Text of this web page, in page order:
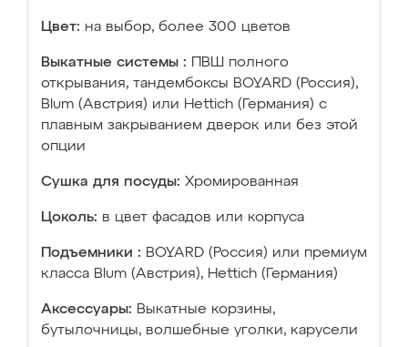
Цвет: на выбор, более 300 цветов
Выкатные системы :
ПВШ полного
открывания, тандембоксы BOYARD (Россия),
Blum (Австрия) или Hettich (Германия) с
плавным закрыванием дверок или без этой
опции
Сушка для посуды: Хромированная
Цоколь: в цвет фасадов или корпуса
Подъемники : BOYARD (Россия) или премиум
класса Blum (Австрия), Hettich (Германия)
Аксессуары: Выкатные корзины,
бутылочницы, волшебные уголки, карусели